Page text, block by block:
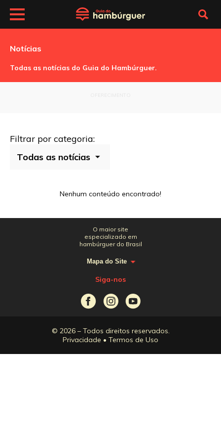
Notícias
Todas as notícias do Guia do Hambúrguer.
Filtrar por categoria:
Nenhum conteúdo encontrado!
O maior site
especializado em
hambúrguer do Brasil
Mapa do Site
Siga-nos
© 2026 – Todos direitos reservados.
Privacidade • Termos de Uso